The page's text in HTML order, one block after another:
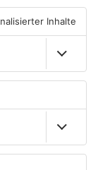
UHR IN